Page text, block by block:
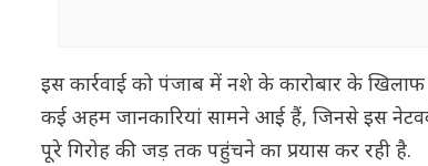
इस कार्रवाई को पंजाब में नशे के कारोबार के
कई अहम जानकारियां सामने आई हैं, जिनसे इस
पूरे गिरोह की जड़ तक पहुंचने का प्रयास कर रही है.